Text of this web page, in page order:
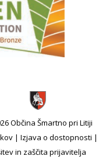
Občina Šmartno pri Litiji
| Izjava o dostopnosti |
in zaščita prijavitelja